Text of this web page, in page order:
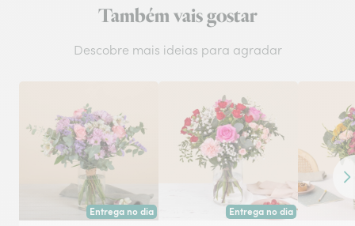
Também vais gostar
Descobre mais ideias para agradar
Entrega no dia
Entrega hoje ou na data à tua escolha.Entrega no dia
Entrega hoje ou na data à